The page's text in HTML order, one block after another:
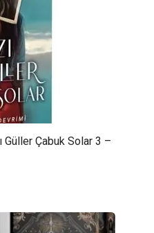
Güller Çabuk Solar 3 –